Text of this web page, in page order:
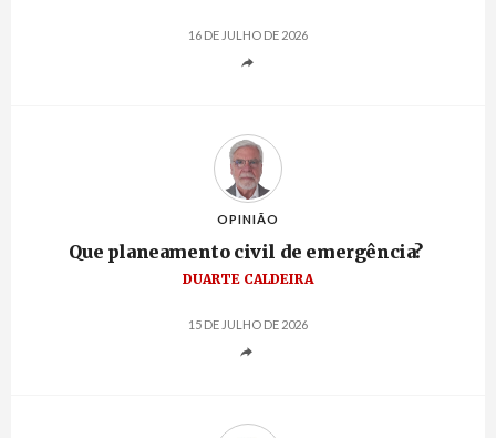
16 DE JULHO DE 2026
OPINIÃO
Que planeamento civil de emergência?
DUARTE CALDEIRA
15 DE JULHO DE 2026